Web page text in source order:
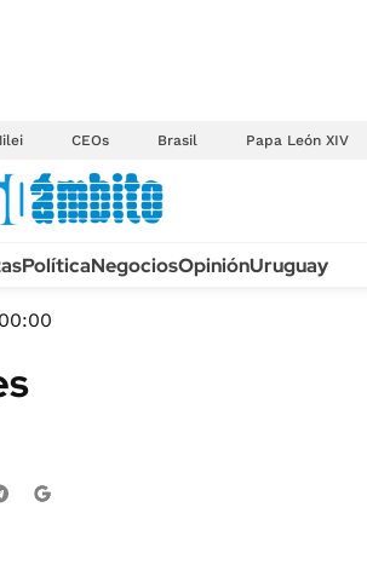
CEOs Brasil Papa León XIV
PolíticaNegociosOpiniónUruguay